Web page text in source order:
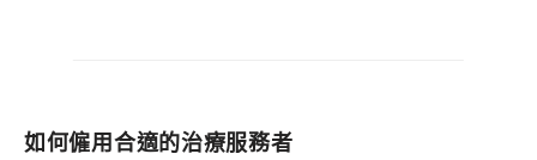
如何僱用合適的治療服務者